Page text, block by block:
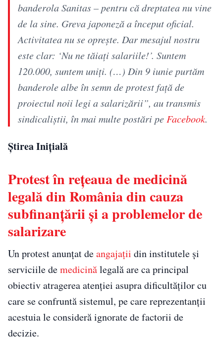
banderola Sanitas – pentru că dreptatea nu vine
de la sine. Greva japoneză a început oficial.
Activitatea nu se oprește. Dar mesajul nostru
este clar: ‘Nu ne tăiați salariile!’. Suntem
120.000, suntem uniți. (…) Din 9 iunie purtăm
banderole albe în semn de protest față de
proiectul noii legi a salarizării”, au transmis
sindicaliștii, în mai multe postări pe Facebook.
Știrea Inițială
Protest în rețeaua de medicină
legală din România din cauza
subfinanțării și a problemelor de
salarizare
Un protest anunțat deangajații din institutele și
serviciile demedicinălegală are ca principal
obiectiv atragerea atenției asupra dificultăților cu
care se confruntă sistemul, pe care reprezentanții
acestuia le consideră ignorate de factorii de
decizie.